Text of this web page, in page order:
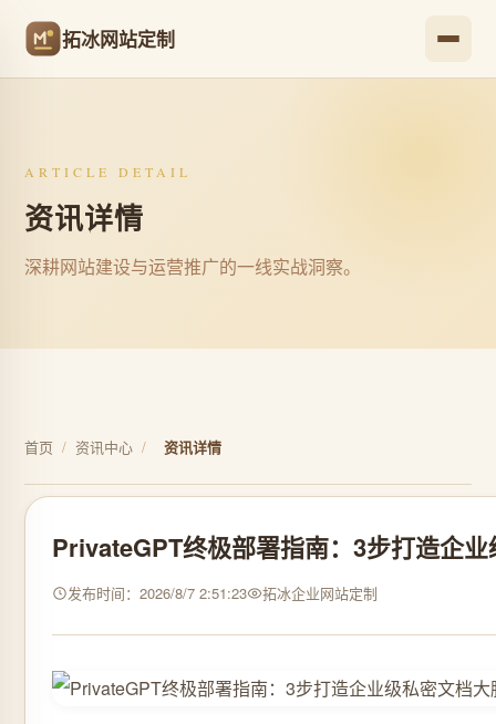
拓冰网站定制
ARTICLE DETAIL
资讯详情
深耕网站建设与运营推广的一线实战洞察。
首页 / 资讯中心 / 资讯详情
PrivateGPT终极部署指南：3步打造企
发布时间：2026/8/7 2:51:23 拓冰企业网站定制